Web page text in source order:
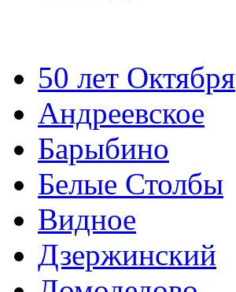
50 лет Октября
Андреевское
Барыбино
Белые Столбы
Видное
Дзержинский